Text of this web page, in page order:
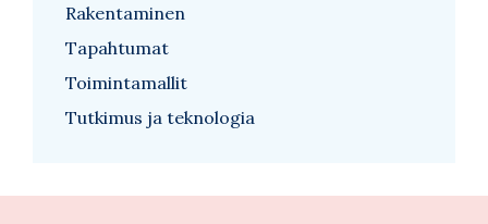
Rakentaminen
Tapahtumat
Toimintamallit
Tutkimus ja teknologia